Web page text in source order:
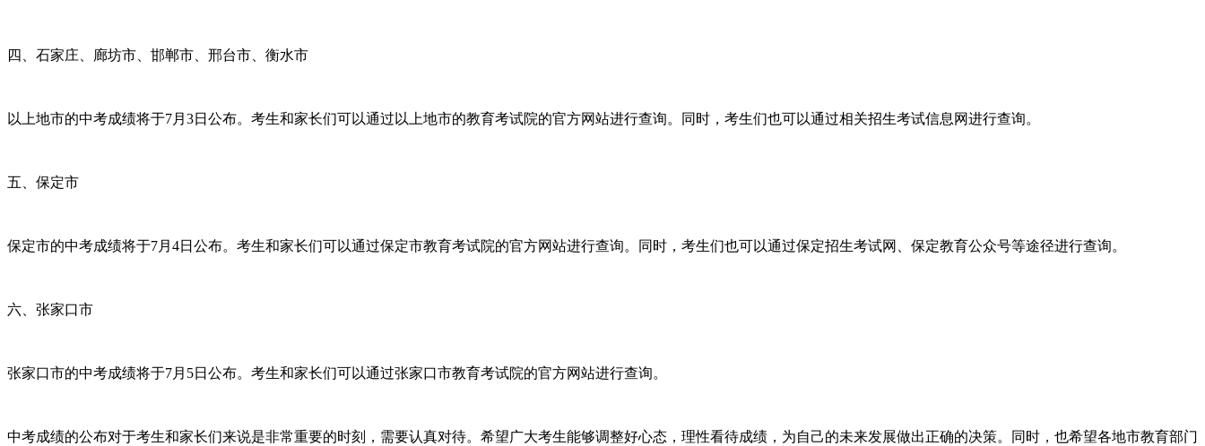
四、石家庄、廊坊市、邯郸市、邢台市、衡水市
以上地市的中考成绩将于7月3日公布。考生和家长们可以通过以上地市的教育考试院的官方网站进行查询。同时，考生们也可以通过相关招生考试信息网进行查询。
五、保定市
保定市的中考成绩将于7月4日公布。考生和家长们可以通过保定市教育考试院的官方网站进行查询。同时，考生们也可以通过保定招生考试网、保定教育公众号等途径进行查询。
六、张家口市
张家口市的中考成绩将于7月5日公布。考生和家长们可以通过张家口市教育考试院的官方网站进行查询。
中考成绩的公布对于考生和家长们来说是非常重要的时刻，需要认真对待。希望广大考生能够调整好心态，理性看待成绩，为自己的未来发展做出正确的决策。同时，也希望各地市教育部门